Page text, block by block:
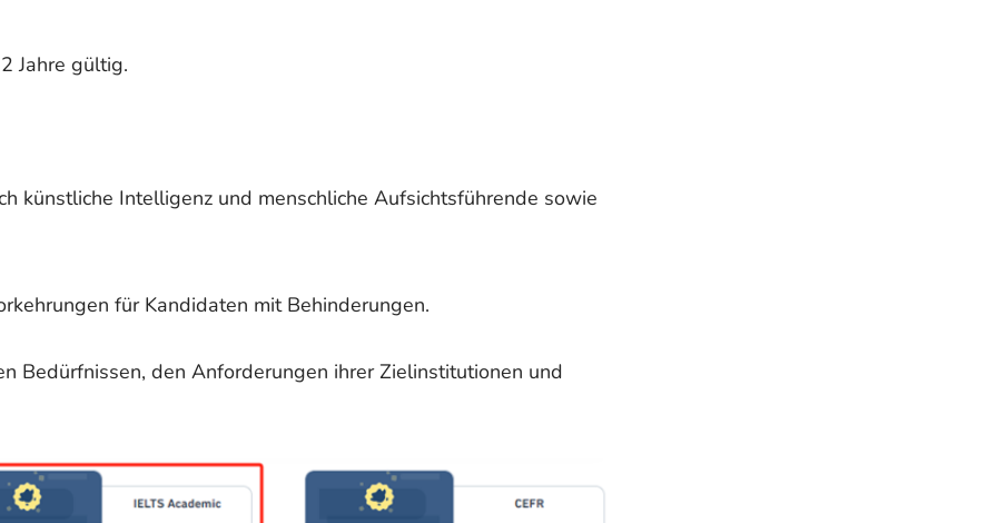
Jahre gültig.
künstliche Intelligenz und menschliche Aufsichtsführende sowie
für Kandidaten mit Behinderungen.
Bedürfnissen, den Anforderungen ihrer Zielinstitutionen und